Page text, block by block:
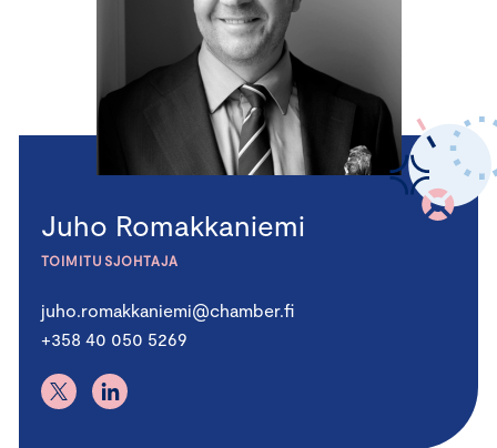
Juho Romakkaniemi
TOIMITUSJOHTAJA
juho.romakkaniemi@chamber.fi
+358 40 050 5269